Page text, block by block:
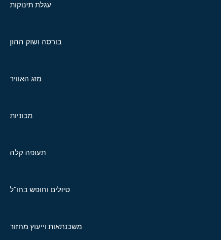
עגלת תינוקות
בורסה ושוק ההון
מזג האוויר
מכוניות
תעופה קלה
טיולים וחופש בחו"ל
משכנתאות וייעוץ מחזור